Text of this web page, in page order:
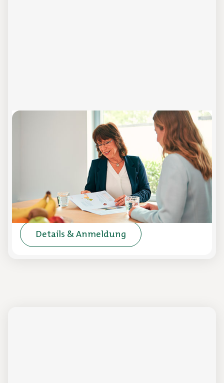
Ernährungstrends unter der Lupe
In dieser Online-Schulung erhalten Sie einen
prägnanten Überblick zu aktuellen
Ernährungstrends.
Details & Anmeldung